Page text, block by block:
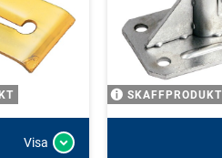
Visa
SKAFFPRODUKT